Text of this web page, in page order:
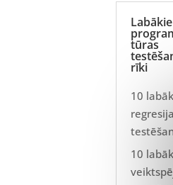
Labākie
tūras
rīki
10
10